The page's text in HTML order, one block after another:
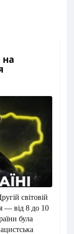
на
світовій
— від 8 до 10
була